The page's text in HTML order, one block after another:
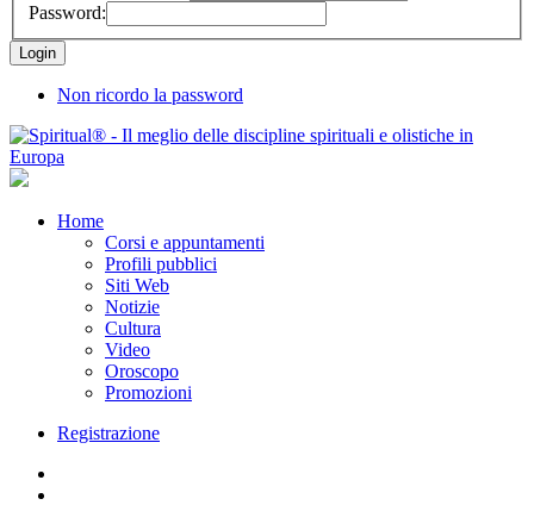
Password:
Non ricordo la password
Home
Corsi e appuntamenti
Profili pubblici
Siti Web
Notizie
Cultura
Video
Oroscopo
Promozioni
Registrazione